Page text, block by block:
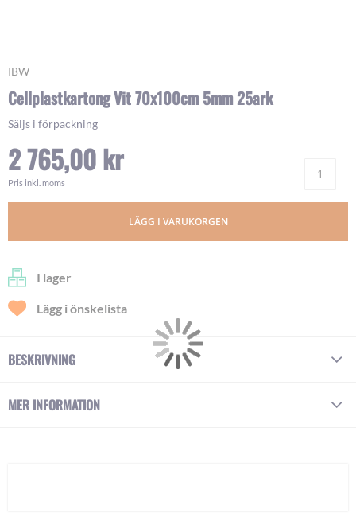
IBW
Cellplastkartong Vit 70x100cm 5mm 25ark
Säljs i förpackning
2 765,00 kr
Pris inkl. moms
LÄGG I VARUKORGEN
I lager
Lägg i önskelista
Skip
the
of
the
images
gallery
BESKRIVNING
MER INFORMATION